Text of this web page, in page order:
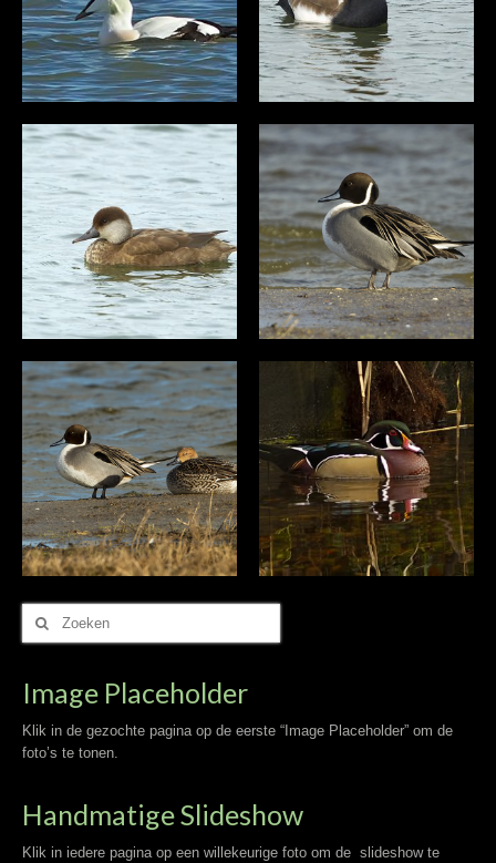
Zoek
naar:
Image Placeholder
Klik in de gezochte pagina op de eerste “Image Placeholder” om de
foto’s te tonen.
Handmatige Slideshow
Klik in iedere pagina op een willekeurige foto om de slideshow te